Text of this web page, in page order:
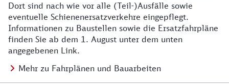
Dort sind nach wie vor alle (Teil-)Ausfälle sowie
eventuelle Schienenersatzverkehre eingepflegt.
Informationen zu Baustellen sowie die Ersatzfahrpläne
finden Sie ab dem 1. August unter dem unten
angegebenen Link.
Mehr zu Fahrplänen und Bauarbeiten